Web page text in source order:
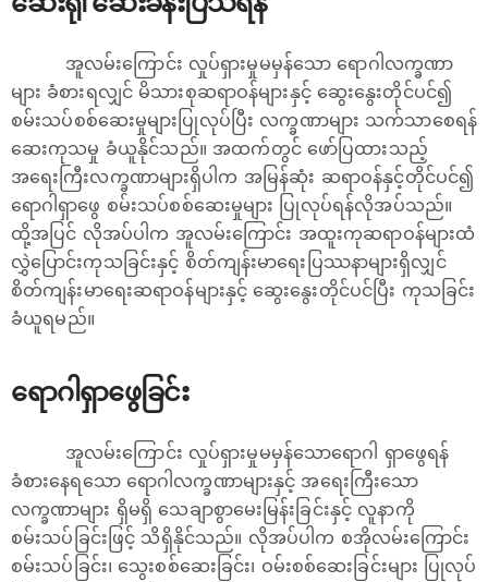
အူလမ်းကြောင်း လှုပ်ရှားမှုမမှန်သော ရောဂါလက္ခဏာ
များ ခံစားရလျှင် မိသားစုဆရာဝန်များနှင့် ဆွေးနွေးတိုင်ပင်၍
စမ်းသပ်စစ်ဆေးမှုများပြုလုပ်ပြီး လက္ခဏာများ သက်သာစေရန်
ဆေးကုသမှု ခံယူနိုင်သည်။ အထက်တွင် ဖော်ပြထားသည့်
အရေးကြီးလက္ခဏာများရှိပါက အမြန်ဆုံး ဆရာဝန်နှင့်တိုင်ပင်၍
ရောဂါရှာဖွေ စမ်းသပ်စစ်ဆေးမှုများ ပြုလုပ်ရန်လိုအပ်သည်။
ထို့အပြင် လိုအပ်ပါက အူလမ်းကြောင်း အထူးကုဆရာဝန်များထံ
လွှဲပြောင်းကုသခြင်းနှင့် စိတ်ကျန်းမာရေးပြဿနာများရှိလျှင်
စိတ်ကျန်းမာ‌ရေးဆရာဝန်များနှင့် ဆွေးနွေးတိုင်ပင်ပြီး ကုသခြင်း
ခံယူရမည်။
ရောဂါရှာဖွေခြင်း
အူလမ်းကြောင်း လှုပ်ရှားမှုမမှန်သောရောဂါ ရှာဖွေရန်
ခံစားနေရသော ရောဂါလက္ခဏာများနှင့် အရေးကြီးသော
လက္ခဏာများ ရှိမရှိ သေချာစွာမေးမြန်းခြင်းနှင့် လူနာကို
စမ်းသပ်ခြင်းဖြင့် သိရှိနိုင်သည်။ လိုအပ်ပါက စအိုလမ်းကြောင်း
စမ်းသပ်ခြင်း၊ သွေးစစ်ဆေးခြင်း၊ ဝမ်းစစ်ဆေးခြင်းများ ပြုလုပ်